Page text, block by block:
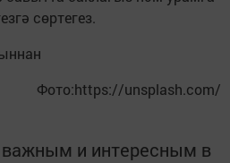
сөртегез.
Фото:https://unsplash.com/
и интересным в